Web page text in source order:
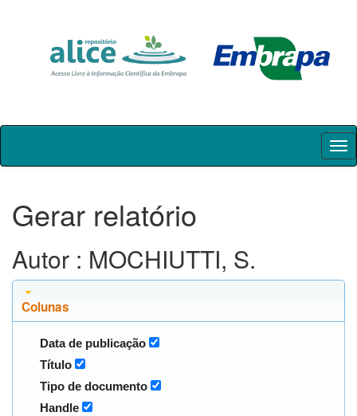
Skip
Gerar relatório
Autor : MOCHIUTTI, S.
Colunas
Data de publicação
Título
Tipo de documento
Handle